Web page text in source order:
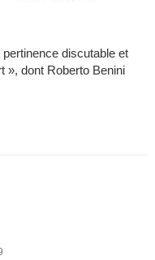
discutable et
», dont Roberto Benini